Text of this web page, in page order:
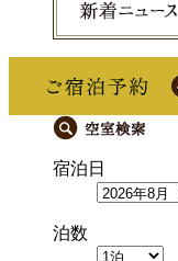
宿泊日
泊数